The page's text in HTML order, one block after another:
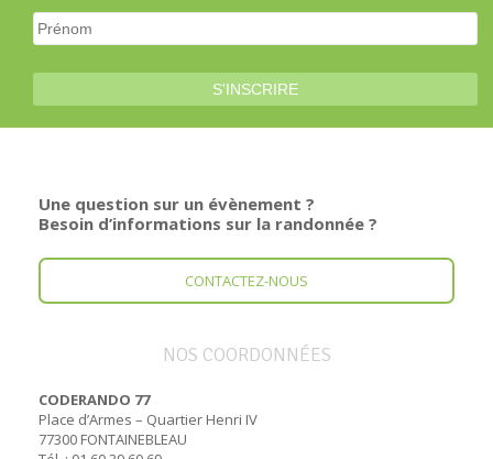
Une question sur un évènement ?
Besoin d’informations sur la randonnée ?
CONTACTEZ-NOUS
NOS COORDONNÉES
CODERANDO 77
Place d’Armes – Quartier Henri IV
77300 FONTAINEBLEAU